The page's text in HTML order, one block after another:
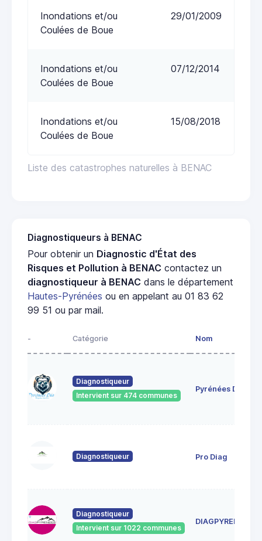
Liste des catastrophes naturelles à BENAC
Inondations et/ou
Coulées de Boue
29/01/2009
Inondations et/ou
Coulées de Boue
07/12/2014
Inondations et/ou
Coulées de Boue
15/08/2018
Diagnostiqueurs à BENAC
Pour obtenir un Diagnostic d'État des
Risques et Pollution à BENAC contactez un
diagnostiqueur à BENAC dans le département
Hautes-Pyrénées ou en appelant au 01 83 62
99 51 ou par mail.
- Catégorie Nom
Diagnostiqueur
Intervient sur 474 communes
Pyrénées Diag
Diagnostiqueur Pro Diag
Diagnostiqueur
Intervient sur 1022 communes
DIAGPYRENEES